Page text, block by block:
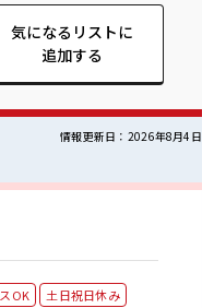
分タイム！ のんびり
場♪
気になるリストに
追加する
情報更新日：2026年8月4日
OK
土日祝日休み